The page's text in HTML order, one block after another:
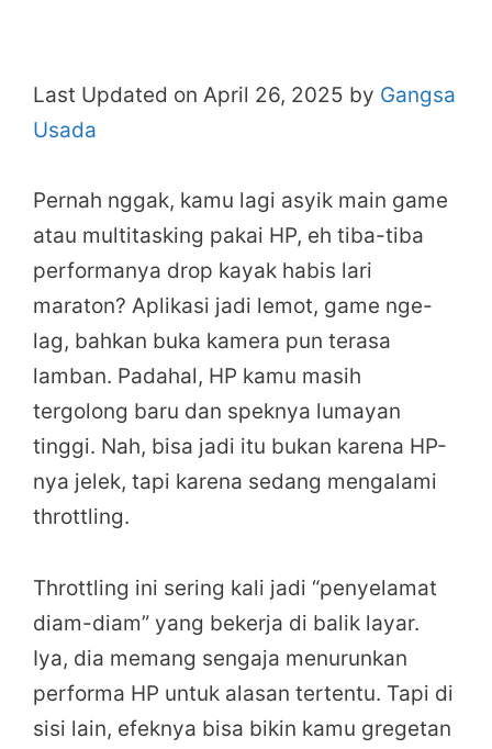
Last Updated on April 26, 2025 by Gangsa
Usada
Pernah nggak, kamu lagi asyik main game
atau multitasking pakai HP, eh tiba-tiba
performanya drop kayak habis lari
maraton? Aplikasi jadi lemot, game nge-
lag, bahkan buka kamera pun terasa
lamban. Padahal, HP kamu masih
tergolong baru dan speknya lumayan
tinggi. Nah, bisa jadi itu bukan karena HP-
nya jelek, tapi karena sedang mengalami
throttling.
Throttling ini sering kali jadi “penyelamat
diam-diam” yang bekerja di balik layar.
Iya, dia memang sengaja menurunkan
performa HP untuk alasan tertentu. Tapi di
sisi lain, efeknya bisa bikin kamu gregetan